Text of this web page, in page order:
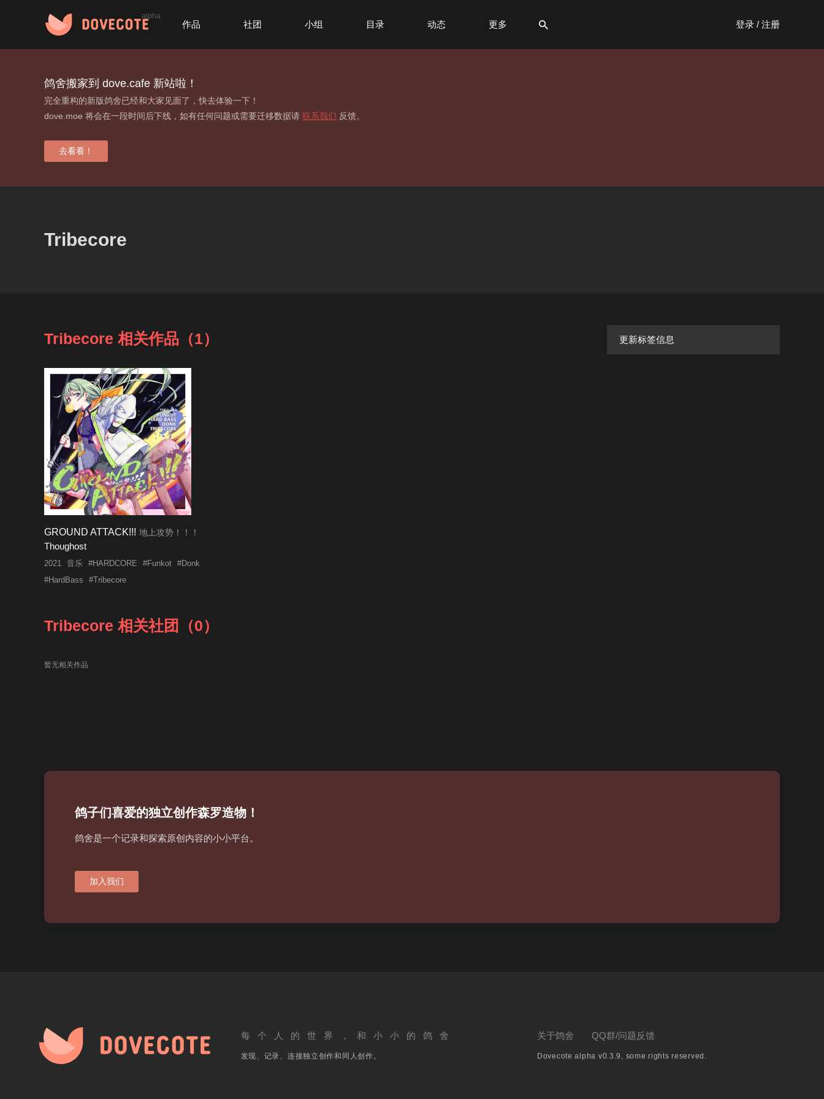
alpha
作品 社团 小组 目录 动态 更多 登录 / 注册
鸽舍搬家到 dove.cafe 新站啦！
完全重构的新版鸽舍已经和大家见面了，快去体验一下！
dove.moe 将会在一段时间后下线，如有任何问题或需要迁移数据请 联系我们 反馈。
去看看！
Tribecore
Tribecore 相关作品（1）
GROUND ATTACK!!! 地上攻势！！！
Thoughost
2021 音乐 #HARDCORE #Funkot #Donk
#HardBass
#Tribecore
Tribecore 相关社团（0）
暂无相关作品
更新标签信息
鸽子们喜爱的独立创作森罗造物！
鸽舍是一个记录和探索原创内容的小小平台。
加入我们
每个人的世界，和小小的鸽舍
发现、记录、连接独立创作和同人创作。
关于鸽舍 QQ群/问题反馈
Dovecote alpha v0.3.9, some rights reserved.